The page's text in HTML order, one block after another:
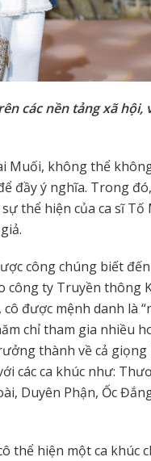
các nền tảng xã hội,
Muối, không thể
đầy ý nghĩa. Trong
thể hiện của ca sĩ
công chúng biết
công ty Truyền thông
được mệnh danh là
chỉ tham gia nhiều
thành về cả giọng
các ca khúc như:
Duyên Phận, Ốc
thể hiện một ca khúc